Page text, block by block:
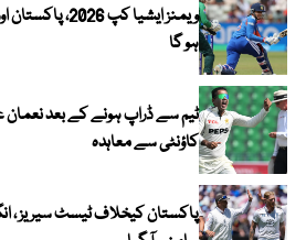
ویمنز ایشیا کپ
ہو گا
ٹیم سے ڈراپ ہونے کے بعد نعمان
کاؤنٹی سے معاہدہ